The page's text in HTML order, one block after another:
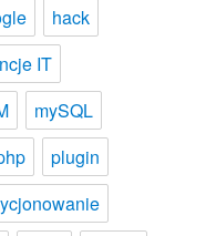
hack
IT
mySQL
plugin